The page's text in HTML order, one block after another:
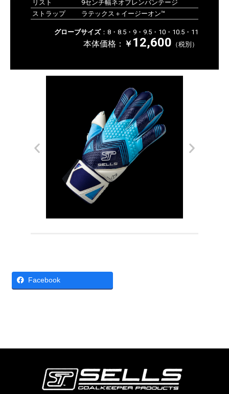
リスト
9センチ幅ネオプレンバンテージ
ストラップ
ラテックス＋イージーオン™
グローブサイズ：8・8.5・9・9.5・10・10.5・11
本体価格： ￥ 12,600 （税別）
Facebook